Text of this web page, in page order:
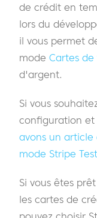
de crédit en
lors du
il vous permet
mode Cartes
d'argent.
Si vous
configuration
avons un
mode Stripe
Si vous êtes
les cartes de